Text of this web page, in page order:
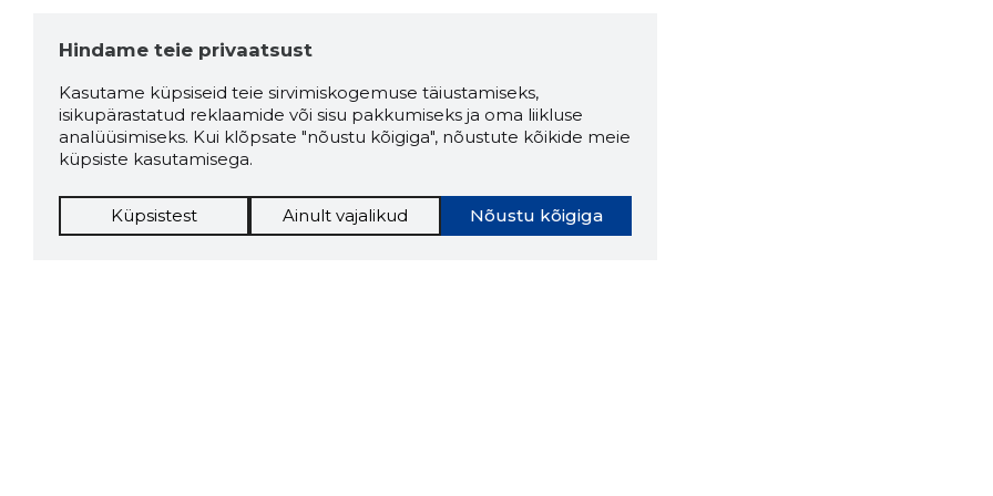
Hindame teie privaatsust
Kasutame küpsiseid teie sirvimiskogemuse täiustamiseks,
isikupärastatud reklaamide või sisu pakkumiseks ja oma liikluse
analüüsimiseks. Kui klõpsate "nõustu kõigiga", nõustute kõikide meie
küpsiste kasutamisega.
Nõustu kõigiga
Küpsistest Ainult vajalikud